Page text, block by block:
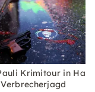
Krimitour in